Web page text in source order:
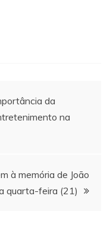
da
na
à memória de João
quarta-feira (21)